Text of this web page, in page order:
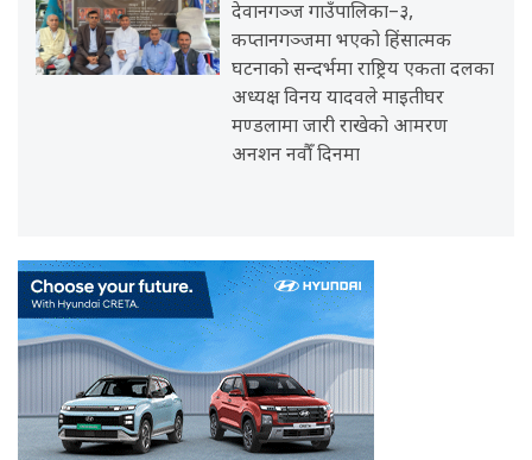
देवानगञ्ज गाउँपालिका–३,
कप्तानगञ्जमा भएको हिंसात्मक
घटनाको सन्दर्भमा राष्ट्रिय एकता दलका
अध्यक्ष विनय यादवले माइतीघर
मण्डलामा जारी राखेको आमरण
अनशन नवौँ दिनमा